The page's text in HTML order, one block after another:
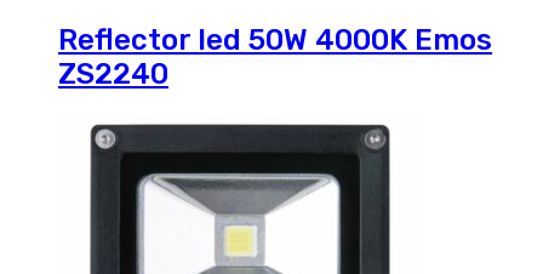
Reflector led 50W 4000K Emos
ZS2240